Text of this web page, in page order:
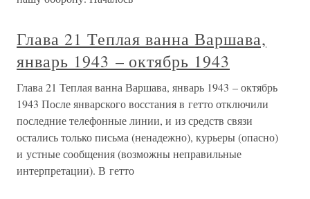
Глава 21 Теплая ванна Варшава,
январь 1943 – октябрь 1943
Глава 21 Теплая ванна Варшава, январь 1943 – октябрь
1943 После январского восстания в гетто отключили
последние телефонные линии, и из средств связи
остались только письма (ненадежно), курьеры (опасно)
и устные сообщения (возможны неправильные
интерпретации). В гетто